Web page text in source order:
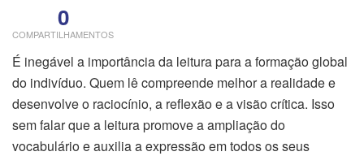
0
COMPARTILHAMENTOS
É inegável a importância da leitura para a formação global
do indivíduo. Quem lê compreende melhor a realidade e
desenvolve o raciocínio, a reflexão e a visão crítica. Isso
sem falar que a leitura promove a ampliação do
vocabulário e auxilia a expressão em todos os seus